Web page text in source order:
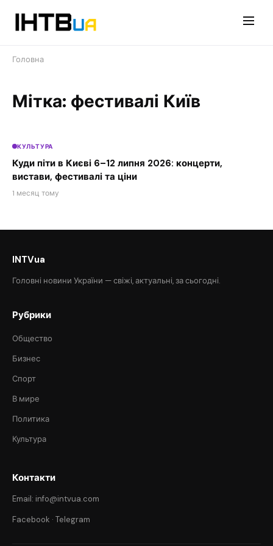
Головна
Мітка: фестивалі Київ
КУЛЬТУРА
Куди піти в Києві 6–12 липня 2026: концерти,
вистави, фестивалі та ціни
1 месяц тому
INTVua
Головні новини України — свіжі, актуальні, за сьогодні.
Рубрики
Общество
Бизнес
Спорт
В мире
Политика
Культура
Контакти
Email: info@intvua.com
Facebook · Telegram